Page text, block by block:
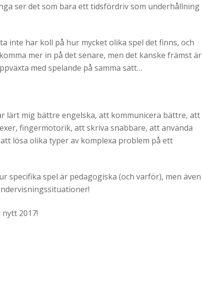
ser det som bara ett tidsfördriv som underhållning
inte har koll på hur mycket olika spel det finns, och
mer in på det senare, men det kanske främst är
med spelande på samma sätt…
lärt mig bättre engelska, att kommunicera bättre, att
fingermotorik, att skriva snabbare, att använda
lösa olika typer av komplexa problem på ett
specifika spel är pedagogiska (och varför), men även
2017!